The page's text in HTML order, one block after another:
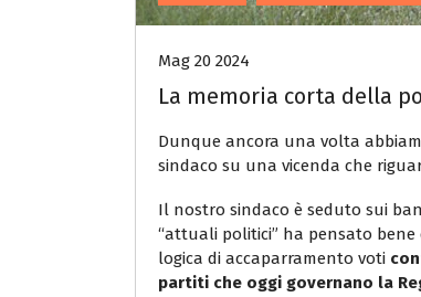
Mag 20 2024
La memoria corta della
Dunque ancora una volta
sindaco su una vicenda che
Il nostro sindaco è seduto sui
“attuali politici” ha pensato
logica di accaparramento voti
partiti che oggi governano la